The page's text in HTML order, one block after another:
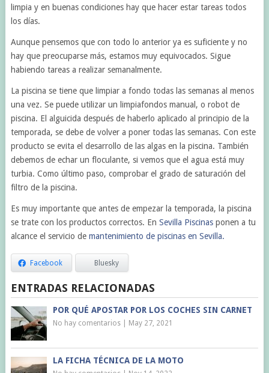
limpia y en buenas condiciones hay que hacer estar tareas todos
los días.
Aunque pensemos que con todo lo anterior ya es suficiente y no
hay que preocuparse más, estamos muy equivocados. Sigue
habiendo tareas a realizar semanalmente.
La piscina se tiene que limpiar a fondo todas las semanas al menos
una vez. Se puede utilizar un limpiafondos manual, o robot de
piscina. El alguicida después de haberlo aplicado al principio de la
temporada, se debe de volver a poner todas las semanas. Con este
producto se evita el desarrollo de las algas en la piscina. También
debemos de echar un floculante, si vemos que el agua está muy
turbia. Como último paso, comprobar el grado de saturación del
filtro de la piscina.
Es muy importante que antes de empezar la temporada, la piscina
se trate con los productos correctos. En Sevilla Piscinasponen a tu
alcance el servicio demantenimiento de piscinas en Sevilla.
Facebook Bluesky
ENTRADAS RELACIONADAS
POR QUÉ APOSTAR POR LOS COCHES SIN CARNET
No hay comentarios| May 27, 2021
LA FICHA TÉCNICA DE LA MOTO